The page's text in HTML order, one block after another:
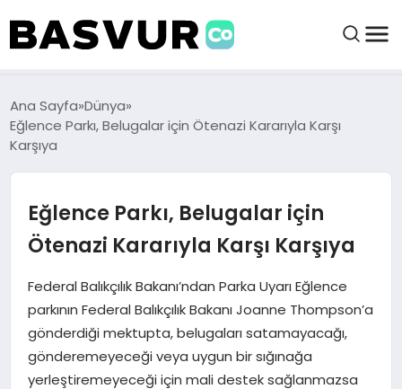
BAŞVURULAR
BAYILIKLER
HABERLER
KRIPTO HABER
Ana Sayfa Dünya
Eğlence Parkı, Belugalar için Ötenazi Kararıyla Karşı
Karşıya
Eğlence Parkı, Belugalar için
Ötenazi Kararıyla Karşı Karşıya
Federal Balıkçılık Bakanı’ndan Parka Uyarı Eğlence
parkının Federal Balıkçılık Bakanı Joanne Thompson’a
gönderdiği mektupta, belugaları satamayacağı,
gönderemeyeceği veya uygun bir sığınağa
yerleştiremeyeceği için mali destek sağlanmazsa